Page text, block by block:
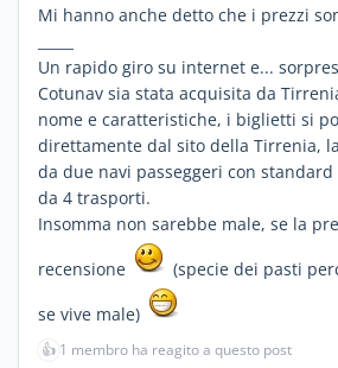
Mi hanno anche detto che i prezzi
Un rapido giro su internet e...
Cotunav sia stata acquisita da
nome e caratteristiche, i biglietti si
direttamente dal sito della Tirrenia,
da due navi passeggeri con
da 4 trasporti.
Insomma non sarebbe male, se la
recensione
(specie dei pasti
se vive male)
👍 1 membro ha reagito a questo post